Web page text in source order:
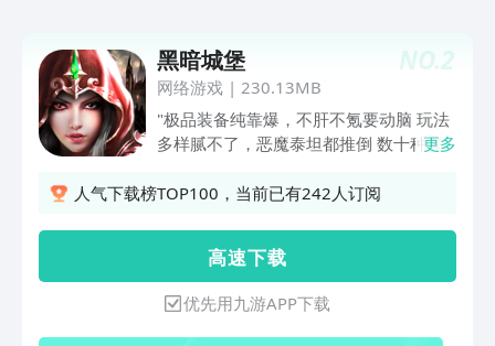
建自己的最强英灵小队，他们将成为你前
行的臂助！【放置战斗不无脑】——阵容
不设限，冒险随时随地我们的战斗轻量
化，易上手。六人远征队，灵活混编。法
师队，斧头帮，你的想象力是唯一的极
限。合理安排站位，发挥每个英灵的天赋
大招，这将帮助你预设万全之策，决胜千
里。轻松放置才是地堡的乐趣~【策略闯
关易上手】——秘境限时过，随机奇遇多
是梦境还是现实，谁都难辨虚实。看不到
尽头的秘境洞穴，每一层都充满未知的随
NO.2
黑暗城堡
网络游戏| 230.13MB
"极品装备纯靠爆，不肝不氪要动脑 玩法
多样腻不了，恶魔泰坦都推倒 数十种属
Roguelike RPG "上古时代，人类三名勇
来越弱，黑暗的恐惧将再次降临。 作为
救世主的你，将迈进封印之地，踏上驱逐
魔物的征程。
更多
人气下载榜TOP100，当前已有242人订阅
高 速 下 载
优先用九游APP下载